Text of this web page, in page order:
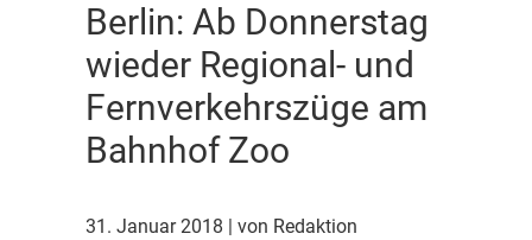
Berlin: Ab Donnerstag
wieder Regional- und
Fernverkehrszüge am
Bahnhof Zoo
31. Januar 2018
| von Redaktion